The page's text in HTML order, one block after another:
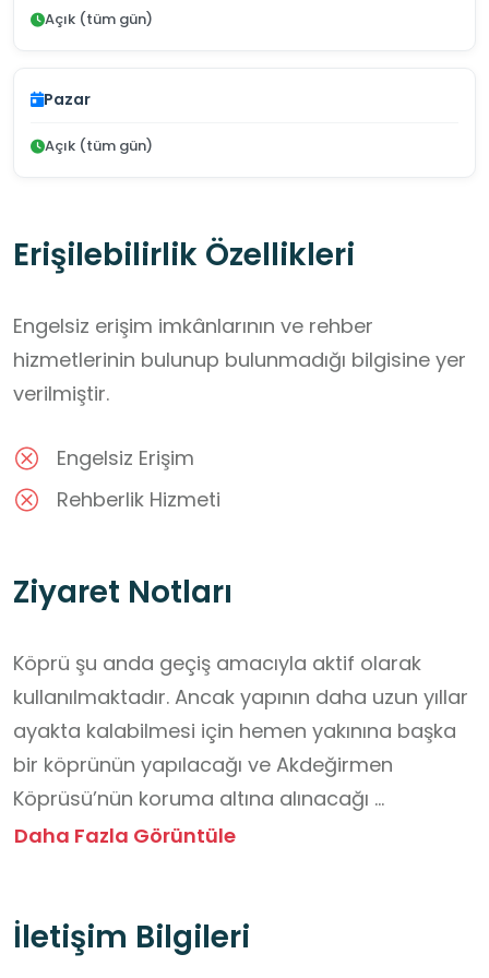
Açık (tüm gün)
Pazar
Açık (tüm gün)
Erişilebilirlik Özellikleri
Engelsiz erişim imkânlarının ve rehber
hizmetlerinin bulunup bulunmadığı bilgisine yer
verilmiştir.
Engelsiz Erişim
Rehberlik Hizmeti
Ziyaret Notları
Köprü şu anda geçiş amacıyla aktif olarak
kullanılmaktadır. Ancak yapının daha uzun yıllar
ayakta kalabilmesi için hemen yakınına başka
bir köprünün yapılacağı ve Akdeğirmen
Köprüsü’nün koruma altına alınacağı
bilinmektedir.
Trafiğe açık bir alan olduğu için dikkatli
Daha Fazla Görüntüle
İletişim Bilgileri